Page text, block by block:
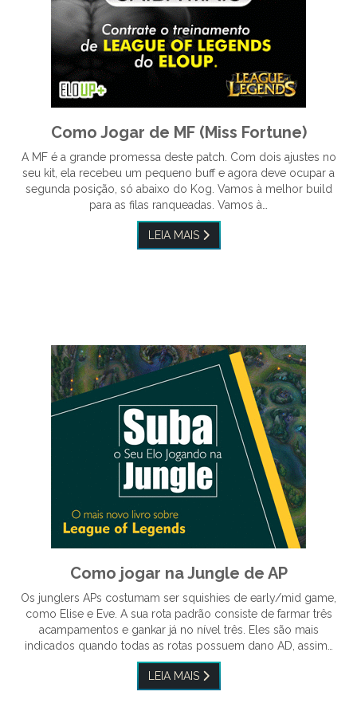
Como Jogar de MF (Miss Fortune)
A MF é a grande promessa deste patch. Com dois ajustes no
seu kit, ela recebeu um pequeno buff e agora deve ocupar a
segunda posição, só abaixo do Kog. Vamos à melhor build
para as filas ranqueadas. Vamos à…
LEIA MAIS
Como jogar na Jungle de AP
Os junglers APs costumam ser squishies de early/mid game,
como Elise e Eve. A sua rota padrão consiste de farmar três
acampamentos e gankar já no nível três. Eles são mais
indicados quando todas as rotas possuem dano AD, assim…
LEIA MAIS